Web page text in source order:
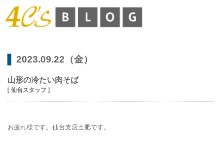
2023.09.22（金）
山形の冷たい肉そば
[ 仙台スタッフ ]
お疲れ様です。仙台支店土肥です。